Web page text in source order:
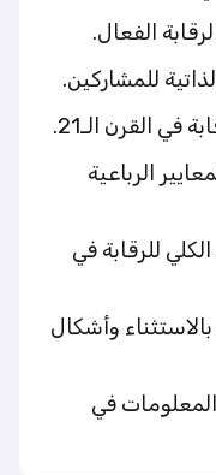
الفعال.
للمشاركين.
في القرن الـ21.
الرباعية
للرقابة في
وأشكال
في